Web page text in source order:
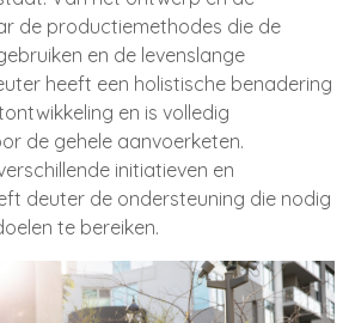
de productiemethodes die de
en de levenslange
heeft een holistische benadering
en is volledig
de gehele aanvoerketen.
initiatieven en
deuter de ondersteuning die nodig
te bereiken.